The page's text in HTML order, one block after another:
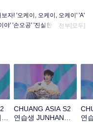
자! '오케이, 오케이, 오케이' 'A'
야' '손오공' '진실한 사랑' '달빛
전부[모두]
CHUANG ASIA S2
연습생 JUNHAN의 1
연